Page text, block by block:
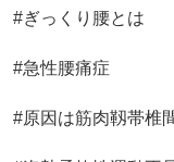
#ぎっくり腰とは
#急性腰痛症
#原因は筋肉靱帯椎